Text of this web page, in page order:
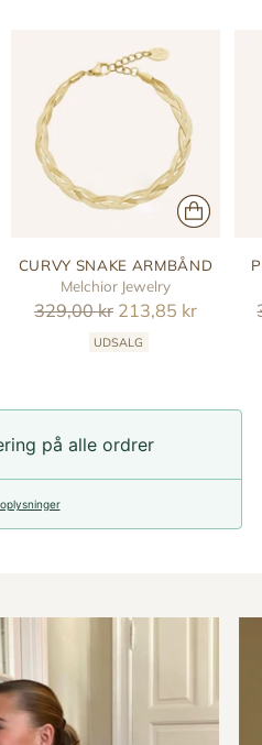
CURVY SNAKE ARMBÅND
Melchior Jewelry
Reguler
329,00 kr 213,85 kr
UDSALG
på alle ordrer